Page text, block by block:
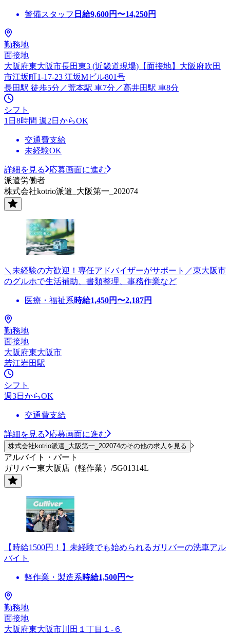
警備スタッフ 日給9,600円〜14,250円
勤務地
面接地
大阪府東大阪市長田東3 (近畿道現場)【面接地】大阪府吹田
市江坂町1-17-23 江坂Mビル801号
長田駅 徒歩5分／荒本駅 車7分／高井田駅 車8分
シフト
1日8時間 週2日からOK
交通費支給
未経験OK
詳細を見る
応募画面に進む
派遣労働者
株式会社kotrio派遣_大阪第一_202074
＼未経験の方歓迎！専任アドバイザーがサポート／東大阪市
のグルホで生活補助、書類整理、事務作業など
医療・福祉系時給1,450円〜2,187円
勤務地
面接地
大阪府東大阪市
若江岩田駅
シフト
週3日からOK
交通費支給
詳細を見る 応募画面に進む
株式会社kotrio派遣_大阪第一_202074のその他の求人を見る
アルバイト・パート
ガリバー東大阪店（軽作業）/5G01314L
【時給1500円！】未経験でも始められるガリバーの洗車アル
バイト
軽作業・製造系時給1,500円〜
勤務地
面接地
大阪府東大阪市川田１丁目１-６